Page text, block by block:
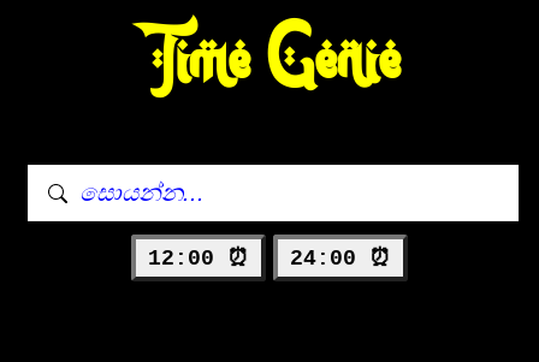
Time Genie
12:00 ⏰ 24:00 ⏰